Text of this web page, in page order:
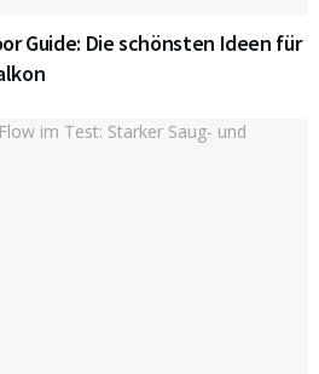
Guide: Die schönsten Ideen für